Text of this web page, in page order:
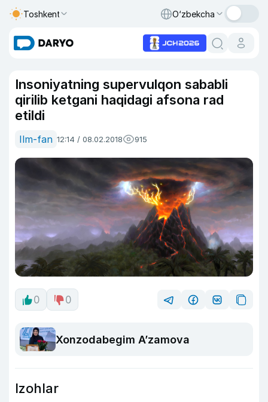
Toshkent O‘zbekcha
Insoniyatning supervulqon sababli
qirilib ketgani haqidagi afsona rad
etildi
Ilm-fan 12:14 / 08.02.2018 915
0 0
Xonzodabegim A’zamova
Izohlar